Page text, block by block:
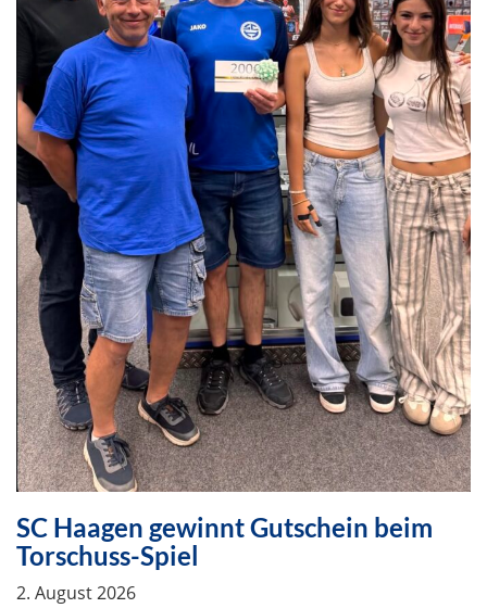
SC Haagen gewinnt Gutschein beim
Torschuss-Spiel
2. August 2026